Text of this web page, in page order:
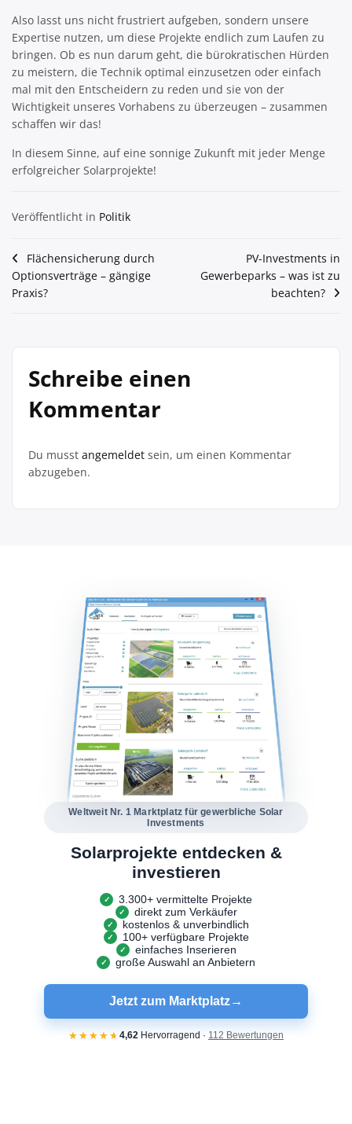
Also lasst uns nicht frustriert aufgeben, sondern unsere
Expertise nutzen, um diese Projekte endlich zum Laufen zu
bringen. Ob es nun darum geht, die bürokratischen Hürden
zu meistern, die Technik optimal einzusetzen oder einfach
mal mit den Entscheidern zu reden und sie von der
Wichtigkeit unseres Vorhabens zu überzeugen – zusammen
schaffen wir das!
In diesem Sinne, auf eine sonnige Zukunft mit jeder Menge
erfolgreicher Solarprojekte!
Veröffentlicht in Politik
Beitragsnavigation
Flächensicherung durch
Optionsverträge – gängige
Praxis?
PV-Investments in
Gewerbeparks – was ist zu
beachten?
Schreibe einen
Kommentar
Du musst angemeldet sein, um einen Kommentar
abzugeben.